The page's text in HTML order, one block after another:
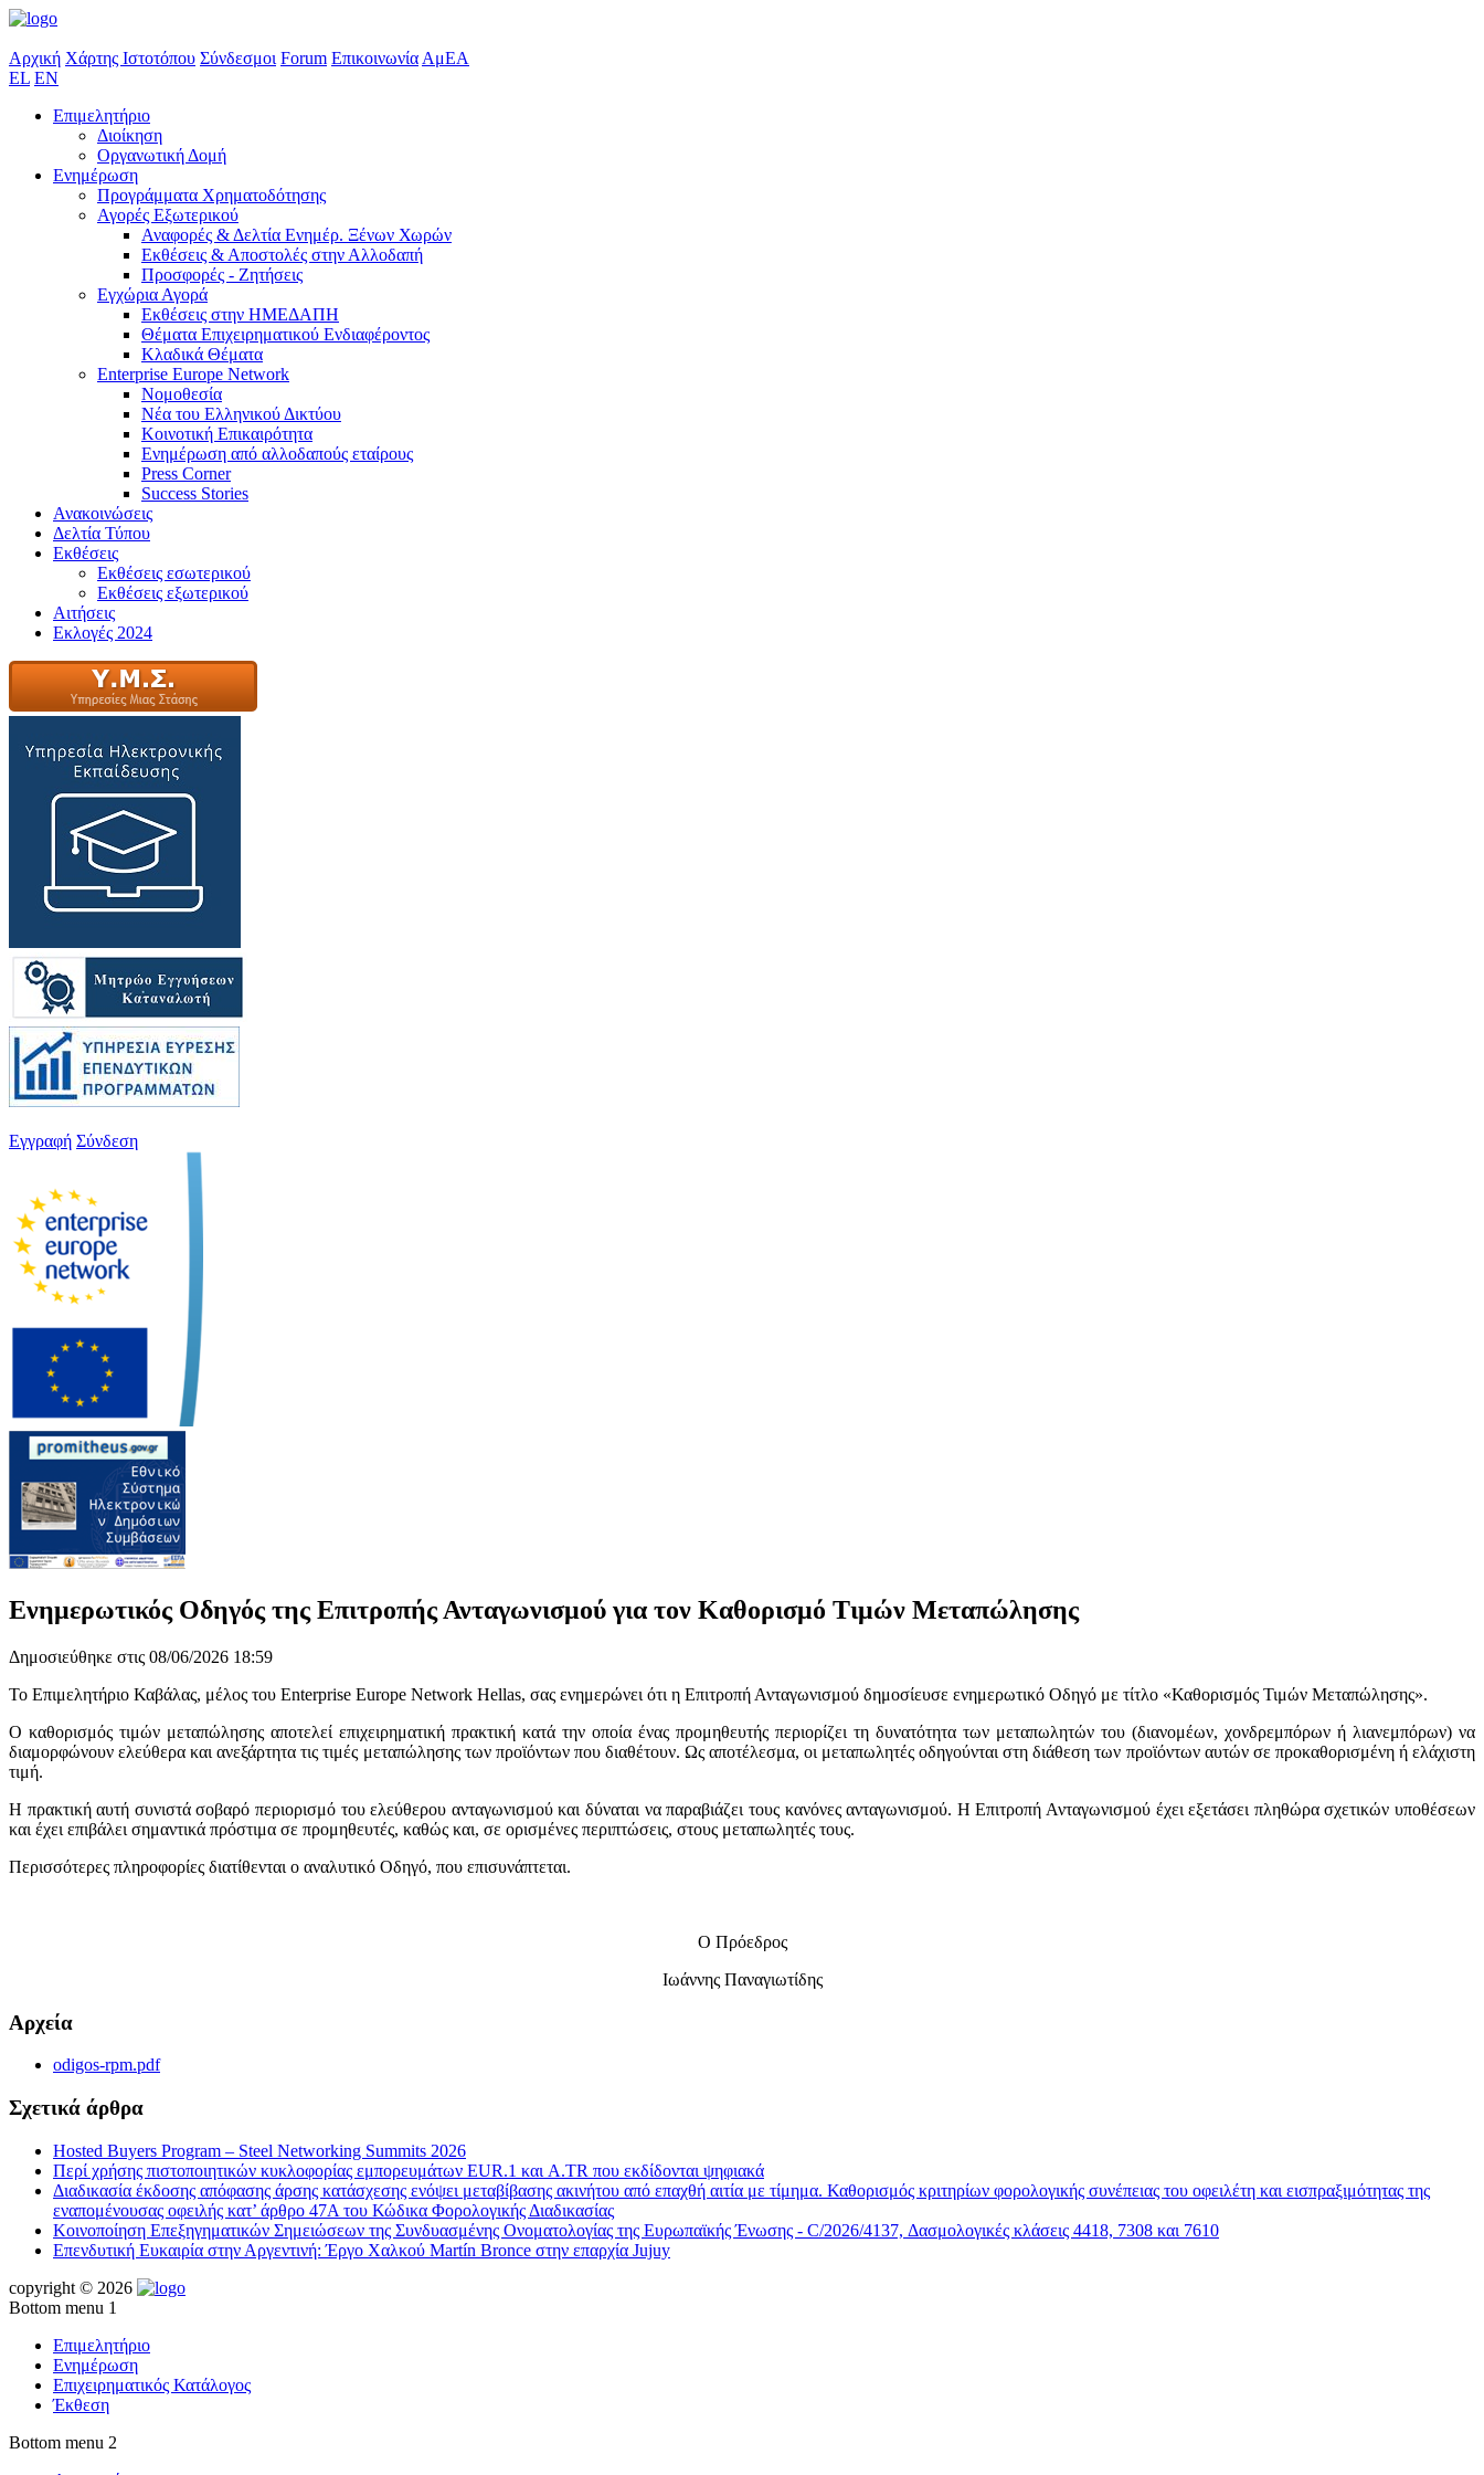
Αρχική Χάρτης Ιστοτόπου Σύνδεσμοι Forum Επικοινωνία ΑμΕΑ
EL EN
Επιμελητήριο
Διοίκηση
Οργανωτική Δομή
Ενημέρωση
Προγράμματα Χρηματοδότησης
Αγορές Εξωτερικού
Αναφορές & Δελτία Ενημέρ. Ξένων Χωρών
Εκθέσεις & Αποστολές στην Αλλοδαπή
Προσφορές - Ζητήσεις
Εγχώρια Αγορά
Εκθέσεις στην ΗΜΕΔΑΠΗ
Θέματα Επιχειρηματικού Ενδιαφέροντος
Κλαδικά Θέματα
Enterprise Europe Network
Νομοθεσία
Νέα του Ελληνικού Δικτύου
Κοινοτική Επικαιρότητα
Ενημέρωση από αλλοδαπούς εταίρους
Press Corner
Success Stories
Ανακοινώσεις
Δελτία Τύπου
Εκθέσεις
Εκθέσεις εσωτερικού
Εκθέσεις εξωτερικού
Αιτήσεις
Εκλογές 2024
Εγγραφή Σύνδεση
Ενημερωτικός Οδηγός της Επιτροπής Ανταγωνισμού για τον Καθορισμό Τιμών Μεταπώλησης
Δημοσιεύθηκε στις 08/06/2026 18:59
Το Επιμελητήριο Καβάλας, μέλος του Enterprise Europe Network Hellas, σας ενημερώνει ότι η Επιτροπή Ανταγωνισμού δημοσίευσε ενημερωτικό Οδηγό με τίτλο «Καθορισμός Τιμών Μεταπώλησης».
Ο καθορισμός τιμών μεταπώλησης αποτελεί επιχειρηματική πρακτική κατά την οποία ένας προμηθευτής περιορίζει τη δυνατότητα των μεταπωλητών του (διανομέων, χονδρεμπόρων ή λιανεμπόρων) να
διαμορφώνουν ελεύθερα και ανεξάρτητα τις τιμές μεταπώλησης των προϊόντων που διαθέτουν. Ως αποτέλεσμα, οι μεταπωλητές οδηγούνται στη διάθεση των προϊόντων αυτών σε προκαθορισμένη ή ελάχιστη
τιμή.
Η πρακτική αυτή συνιστά σοβαρό περιορισμό του ελεύθερου ανταγωνισμού και δύναται να παραβιάζει τους κανόνες ανταγωνισμού. Η Επιτροπή Ανταγωνισμού έχει εξετάσει πληθώρα σχετικών υποθέσεων
και έχει επιβάλει σημαντικά πρόστιμα σε προμηθευτές, καθώς και, σε ορισμένες περιπτώσεις, στους μεταπωλητές τους.
Περισσότερες πληροφορίες διατίθενται ο αναλυτικό Οδηγό, που επισυνάπτεται.
Ο Πρόεδρος
Ιωάννης Παναγιωτίδης
Αρχεία
odigos-rpm.pdf
Σχετικά άρθρα
Hosted Buyers Program – Steel Networking Summits 2026
Περί χρήσης πιστοποιητικών κυκλοφορίας εμπορευμάτων EUR.1 και A.TR που εκδίδονται ψηφιακά
Διαδικασία έκδοσης απόφασης άρσης κατάσχεσης ενόψει μεταβίβασης ακινήτου από επαχθή αιτία με τίμημα. Καθορισμός κριτηρίων φορολογικής συνέπειας του οφειλέτη και εισπραξιμότητας της
εναπομένουσας οφειλής κατ’ άρθρο 47Α του Κώδικα Φορολογικής Διαδικασίας
Κοινοποίηση Επεξηγηματικών Σημειώσεων της Συνδυασμένης Ονοματολογίας της Ευρωπαϊκής Ένωσης - C/2026/4137, Δασμολογικές κλάσεις 4418, 7308 και 7610
Επενδυτική Ευκαιρία στην Αργεντινή: Έργο Χαλκού Martín Bronce στην επαρχία Jujuy
copyright © 2026
Bottom menu 1
Επιμελητήριο
Ενημέρωση
Επιχειρηματικός Κατάλογος
Έκθεση
Bottom menu 2